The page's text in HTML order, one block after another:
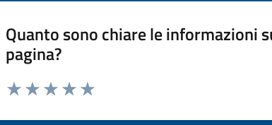
Quanto sono chiare le informazioni
pagina?
Valuta da 1 a 5 stelle la pagina